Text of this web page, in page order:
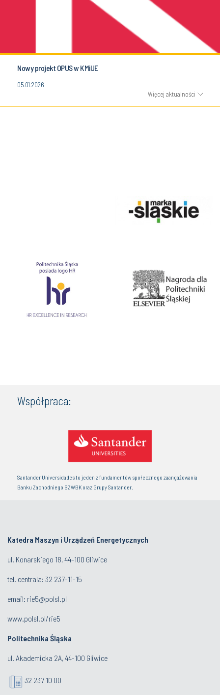
Nowy projekt OPUS w KMiUE
05.01.2026
Więcej aktualności
Współpraca:
Santander Universidades to jeden z fundamentów społecznego zaangażowania
Banku Zachodniego BZWBK oraz Grupy Santander.
Katedra Maszyn i Urządzeń Energetycznych
ul. Konarskiego 18, 44-100 Gliwice
tel. centrala: 32 237-11-15
email: rie5@polsl.pl
www.polsl.pl/rie5
Politechnika Śląska
ul. Akademicka 2A, 44-100 Gliwice
32 237 10 00